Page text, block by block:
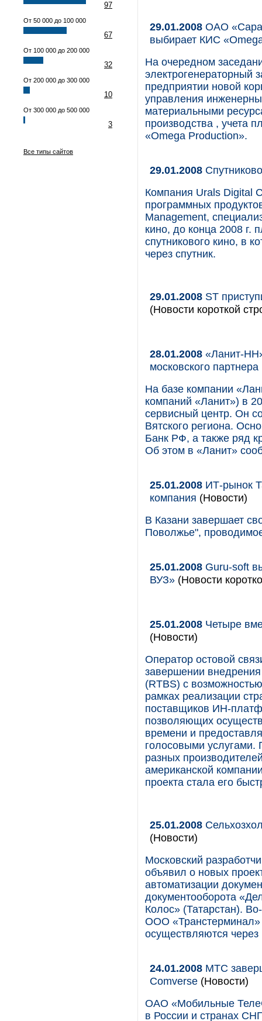
97
От 50 000 до 100 000
67
От 100 000 до 200 000
32
От 200 000 до 300 000
10
От 300 000 до 500 000
3
Все типы сайтов
29.01.2008 ОАО
выбирает КИС
На очередном
электрогенераторный
предприятии новой
управления
материальными
производства , учета
«Omega Production».
29.01.2008
Компания Urals Digital
программных
Management,
кино, до конца 2008 г.
спутникового кино, в
через спутник.
29.01.2008 ST
(Новости короткой
28.01.2008 «Ланит-
московского партнера
На базе компании
компаний «Ланит») в
сервисный центр. Он
Вятского региона.
Банк РФ, а также ряд
Об этом в «Ланит»
25.01.2008 ИТ-рынок
компания (Новости)
В Казани завершает
Поволжье",
25.01.2008 Guru-soft
ВУЗ» (Новости
25.01.2008 Четыре
(Новости)
Оператор остовой
завершении
(RTBS) с
рамках реализации
поставщиков ИН-
позволяющих
времени и
голосовыми услугами.
разных
американской
проекта стала его
25.01.2008
(Новости)
Московский
объявил о новых
автоматизации
документооборота
Колос» (Татарстан).
ООО «Транстерминал»
осуществляются
24.01.2008 МТС
Comverse (Новости)
ОАО «Мобильные
в России и странах